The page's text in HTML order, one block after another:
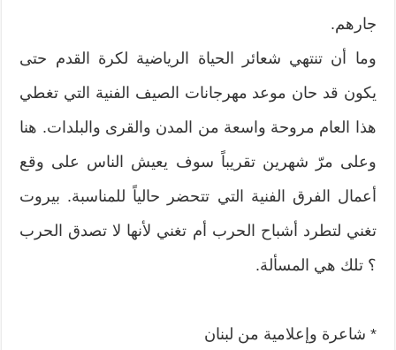
جارهم.
وما أن تنتهي شعائر الحياة الرياضية لكرة القدم حتى
يكون قد حان موعد مهرجانات الصيف الفنية التي تغطي
هذا العام مروحة واسعة من المدن والقرى والبلدات. هنا
وعلى مرّ شهرين تقريباً سوف يعيش الناس على وقع
أعمال الفرق الفنية التي تتحضر حالياً للمناسبة. بيروت
تغني لتطرد أشباح الحرب أم تغني لأنها لا تصدق الحرب
؟ تلك هي المسألة.
* شاعرة وإعلامية من لبنان